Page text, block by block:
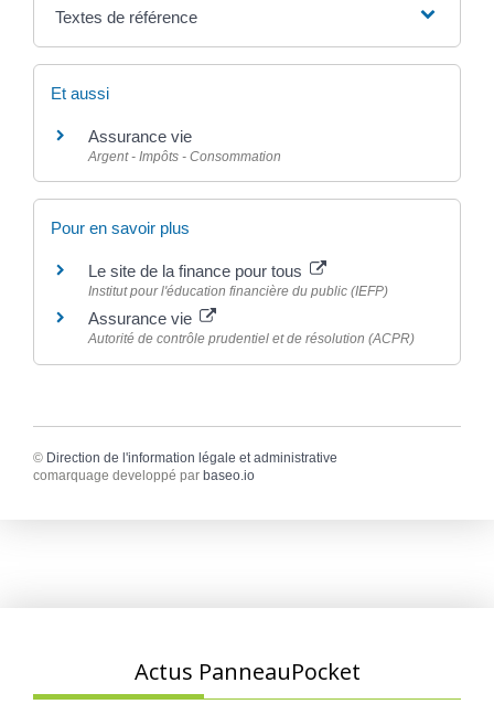
Textes de référence
Et aussi
Assurance vie
Argent - Impôts - Consommation
Pour en savoir plus
Le site de la finance pour tous
Institut pour l'éducation financière du public (IEFP)
Assurance vie
Autorité de contrôle prudentiel et de résolution (ACPR)
© Direction de l'information légale et administrative
comarquage developpé par baseo.io
Actus PanneauPocket